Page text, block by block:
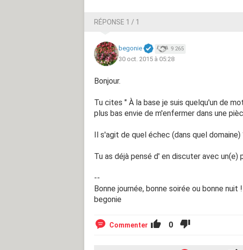
RÉPONSE 1 / 1
begonie 9 265
30 oct. 2015 à 05:28
Bonjour.
Tu cites " À la base je suis quelqu'un de
plus bas envie de m'enfermer dans une
Il s'agit de quel échec (dans quel domaine)
Tu as déjà pensé d' en discuter avec
--
Bonne journée, bonne soirée ou bonne nuit !
begonie
Commenter 0